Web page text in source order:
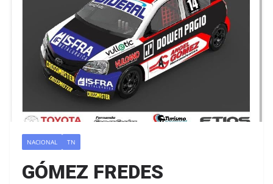
NACIONAL TN
GÓMEZ FREDES